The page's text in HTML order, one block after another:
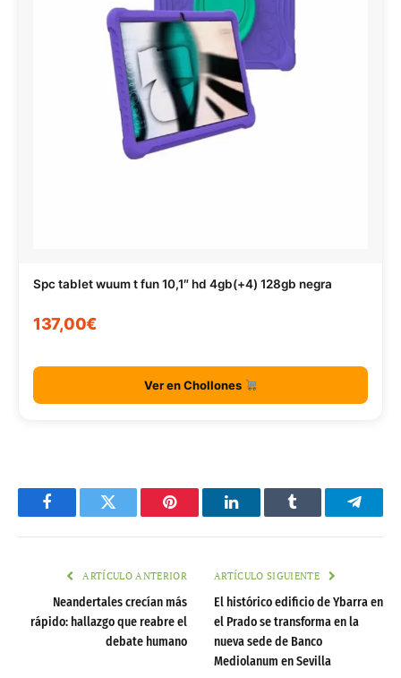
Spc tablet wuum t fun 10,1″ hd 4gb(+4) 128gb negra
137,00€
Ver en Chollones
FacebookTwitter Pinterest LinkedInTumblr
ARTÍCULO ANTERIOR
Neandertales crecían más
rápido: hallazgo que reabre el
debate humano
ARTÍCULO SIGUIENTE
El histórico edificio de Ybarra en
el Prado se transforma en la
nueva sede de Banco
Mediolanum en Sevilla